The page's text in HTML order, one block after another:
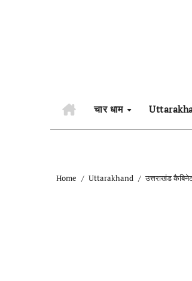
चार धाम
Home Uttarakhand उत्तराखंड